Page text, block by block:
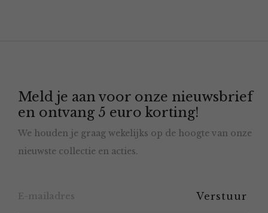
Meld je aan voor onze nieuwsbrief
en ontvang 5 euro korting!
We houden je graag wekelijks op de hoogte van onze
nieuwste collectie en acties.